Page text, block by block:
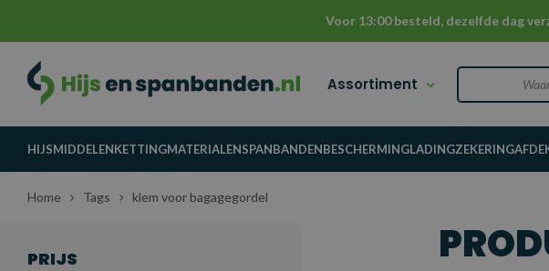
Voor 13:00 besteld, dezelfde dag
Assortiment
HIJSMIDDELENKETTINGMATERIALENSPANBANDENBESCHERMINGLADINGZEKERING
Home Tags klem voor bagagegordel
PRIJS